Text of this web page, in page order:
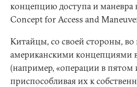
концепцию доступа и маневра
Concept for Access and
Китайцы, со своей стороны, во
американскими концепциями
(например, «операции в пятом
приспособливая их к